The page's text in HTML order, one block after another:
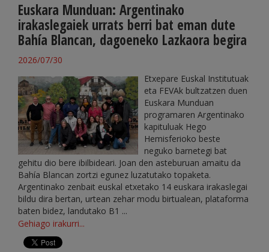
Euskara Munduan: Argentinako
irakaslegaiek urrats berri bat eman dute
Bahía Blancan, dagoeneko Lazkaora begira
2026/07/30
Etxepare Euskal Institutuak
eta FEVAk bultzatzen duen
Euskara Munduan
programaren Argentinako
kapituluak Hego
Hemisferioko beste
neguko barnetegi bat
gehitu dio bere ibilbideari. Joan den asteburuan amaitu da
Bahía Blancan zortzi egunez luzatutako topaketa.
Argentinako zenbait euskal etxetako 14 euskara irakaslegai
bildu dira bertan, urtean zehar modu birtualean, plataforma
baten bidez, landutako B1 ...
Gehiago irakurri...